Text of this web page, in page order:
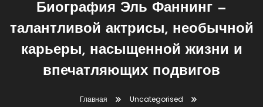
Биография Эль Фаннинг —
талантливой актрисы, необычной
карьеры, насыщенной жизни и
впечатляющих подвигов
Главная
Uncategorised